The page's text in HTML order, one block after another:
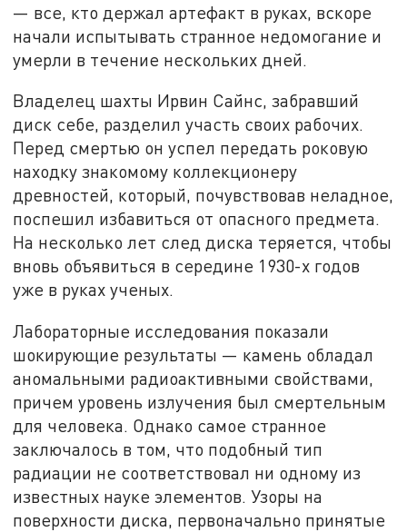
— все, кто держал артефакт в руках, вскоре
начали испытывать странное недомогание и
умерли в течение нескольких дней.
Владелец шахты Ирвин Сайнс, забравший
диск себе, разделил участь своих рабочих.
Перед смертью он успел передать роковую
находку знакомому коллекционеру
древностей, который, почувствовав неладное,
поспешил избавиться от опасного предмета.
На несколько лет след диска теряется, чтобы
вновь объявиться в середине 1930-х годов
уже в руках ученых.
Лабораторные исследования показали
шокирующие результаты — камень обладал
аномальными радиоактивными свойствами,
причем уровень излучения был смертельным
для человека. Однако самое странное
заключалось в том, что подобный тип
радиации не соответствовал ни одному из
известных науке элементов. Узоры на
поверхности диска, первоначально принятые